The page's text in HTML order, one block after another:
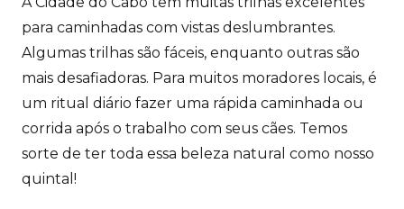
para caminhadas com vistas deslumbrantes.
Algumas trilhas são fáceis, enquanto outras são
mais desafiadoras. Para muitos moradores locais, é
um ritual diário fazer uma rápida caminhada ou
corrida após o trabalho com seus cães. Temos
sorte de ter toda essa beleza natural como nosso
quintal!